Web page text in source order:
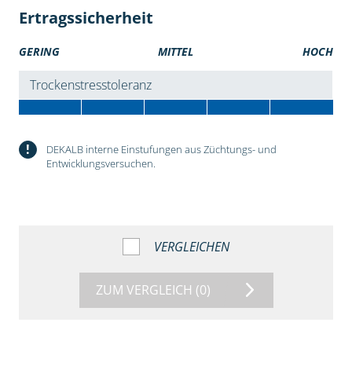
Ertragssicherheit
GERING MITTEL HOCH
Trockenstresstoleranz
!
DEKALB interne Einstufungen aus Züchtungs- und
Entwicklungsversuchen.
VERGLEICHEN
ZUM VERGLEICH (0)